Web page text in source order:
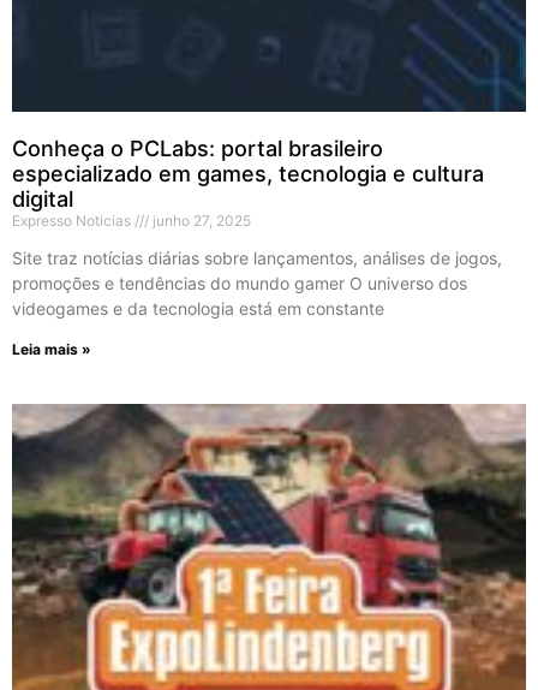
Conheça o PCLabs: portal brasileiro
especializado em games, tecnologia e cultura
digital
Expresso Noticias junho 27, 2025
Site traz notícias diárias sobre lançamentos, análises de jogos,
promoções e tendências do mundo gamer O universo dos
videogames e da tecnologia está em constante
Leia mais »